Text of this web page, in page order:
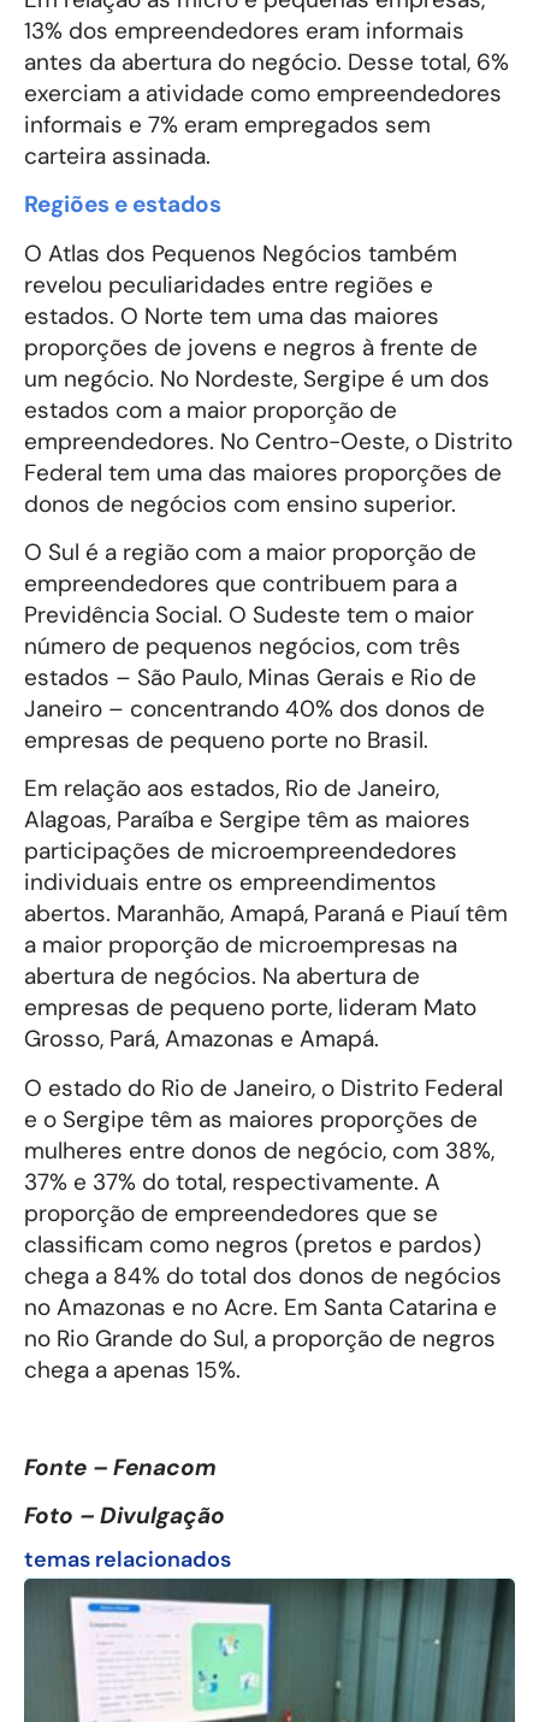
13% dos empreendedores eram informais
antes da abertura do negócio. Desse total, 6%
exerciam a atividade como empreendedores
informais e 7% eram empregados sem
carteira assinada.
Regiões e estados
O Atlas dos Pequenos Negócios também
revelou peculiaridades entre regiões e
estados. O Norte tem uma das maiores
proporções de jovens e negros à frente de
um negócio. No Nordeste, Sergipe é um dos
estados com a maior proporção de
empreendedores. No Centro-Oeste, o Distrito
Federal tem uma das maiores proporções de
donos de negócios com ensino superior.
O Sul é a região com a maior proporção de
empreendedores que contribuem para a
Previdência Social. O Sudeste tem o maior
número de pequenos negócios, com três
estados – São Paulo, Minas Gerais e Rio de
Janeiro – concentrando 40% dos donos de
empresas de pequeno porte no Brasil.
Em relação aos estados, Rio de Janeiro,
Alagoas, Paraíba e Sergipe têm as maiores
participações de microempreendedores
individuais entre os empreendimentos
abertos. Maranhão, Amapá, Paraná e Piauí têm
a maior proporção de microempresas na
abertura de negócios. Na abertura de
empresas de pequeno porte, lideram Mato
Grosso, Pará, Amazonas e Amapá.
O estado do Rio de Janeiro, o Distrito Federal
e o Sergipe têm as maiores proporções de
mulheres entre donos de negócio, com 38%,
37% e 37% do total, respectivamente. A
proporção de empreendedores que se
classificam como negros (pretos e pardos)
chega a 84% do total dos donos de negócios
no Amazonas e no Acre. Em Santa Catarina e
no Rio Grande do Sul, a proporção de negros
chega a apenas 15%.
Fonte – Fenacom
Foto – Divulgação
temas relacionados